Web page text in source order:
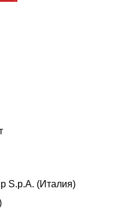
S.p.A. (Италия)